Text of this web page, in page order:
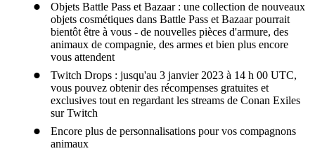
Objets Battle Pass et Bazaar : une collection de nouveaux
objets cosmétiques dans Battle Pass et Bazaar pourrait
bientôt être à vous - de nouvelles pièces d'armure, des
animaux de compagnie, des armes et bien plus encore
vous attendent
Twitch Drops : jusqu'au 3 janvier 2023 à 14 h 00 UTC,
vous pouvez obtenir des récompenses gratuites et
exclusives tout en regardant les streams de Conan Exiles
sur Twitch
Encore plus de personnalisations pour vos compagnons
animaux